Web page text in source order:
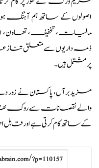
اصولوں کے ساتھ ہم آہنگ
مالیات، تخفیف، تعاون،
ذمہ داریوں سے متعلق
پر مشتمل ہیں۔
مزید برآں، پاکستان نے زور
والے نقصانات سے روک
کے ساتھ کام کرتی ہے اور قابل